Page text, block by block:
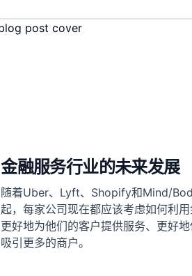
金融服务行业的未来发展
随着Uber、Lyft、Shopify和Mind/
起，每家公司现在都应该考虑如何利
更好地为他们的客户提供服务、更好
吸引更多的商户。